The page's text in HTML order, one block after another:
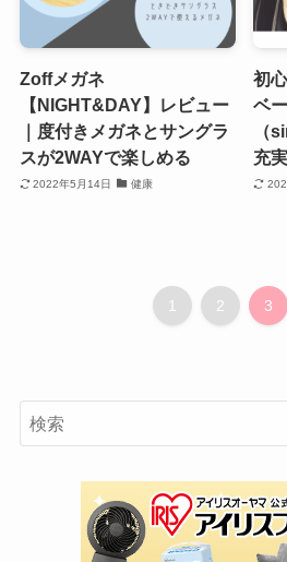
Zoffメガネ
【NIGHT&DAY】レビュー
｜度付きメガネとサングラ
スが2WAYで楽しめる
2022年5月14日 健康
初
ベ
（
充
1 2 3